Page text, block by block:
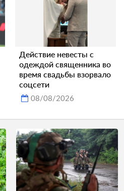
Действие невесты с
одеждой священника во
время свадьбы взорвало
соцсети
08/08/2026